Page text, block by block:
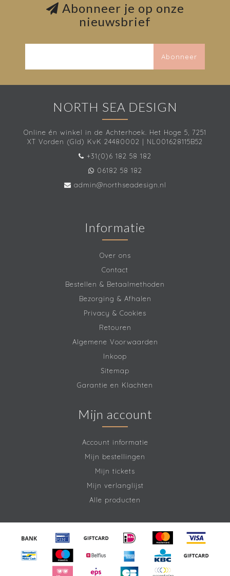
Abonneer je op onze
nieuwsbrief
Abonneer
NORTH SEA DESIGN
Online én winkel in de Achterhoek. Het Hoge 5, 7251
XT Vorden (Gld) KvK 24480002 | NL001628115B52
+31(0)6 182 58 182
06182 58 182
admin@northseadesign.nl
Informatie
Over ons
Contact
Bestellen & Betaalmethoden
Bezorging & Afhalen
Privacy & Cookies
Retouren
Algemene Voorwaarden
Inkoop
Sitemap
Garantie en Klachten
Mijn account
Account informatie
Mijn bestellingen
Mijn tickets
Mijn verlanglijst
Alle producten